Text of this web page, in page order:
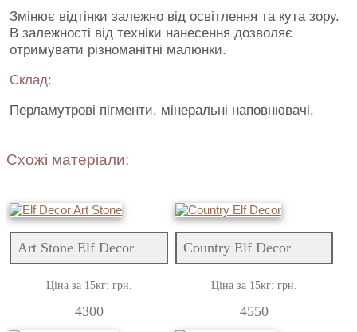
Змінює відтінки залежно від освітлення та кута зору.
В залежності від техніки нанесення дозволяє
отримувати різноманітні малюнки.
Склад:
Перламутрові пігменти, мінеральні наповнювачі.
Схожі матеріали:
Art Stone Elf Decor
Ціна за 15кг: грн.
4300
Country Elf Decor
Ціна за 15кг: грн.
4550